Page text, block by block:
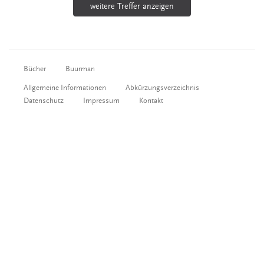
weitere Treffer anzeigen
Bücher Buurman
Allgemeine Informationen
Abkürzungsverzeichnis
Datenschutz
Impressum Kontakt